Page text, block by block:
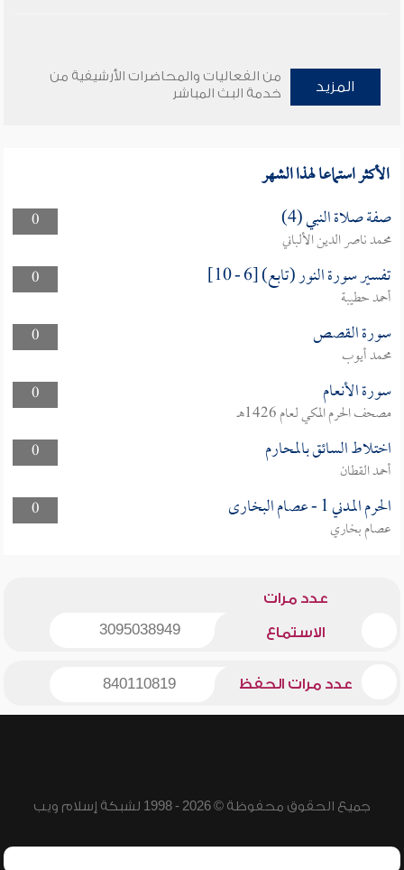
المزيد
من الفعاليات والمحاضرات الأرشيفية من
خدمة البث المباشر
الأكثر استماعا لهذا الشهر
0 صفة صلاة النبي (4)
محمد ناصر الدين الألباني
0
تفسير سورة النور (تابع) [6 - 10]
أحمد حطيبة
0
سورة القصص
محمد أيوب
0
سورة الأنعام
مصحف الحرم المكي لعام 1426هـ
0
اختلاط السائق بالمحارم
أحمد القطان
0
الحرم المدني 1 - عصام البخارى
عصام بخاري
عدد مرات
الاستماع 3095038949
عدد مرات الحفظ 840110819
جميع الحقوق محفوظة © 2026 - 1998 لشبكة إسلام ويب